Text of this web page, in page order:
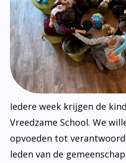
Iedere week krijgen de
Vreedzame School. We
opvoeden tot
leden van de